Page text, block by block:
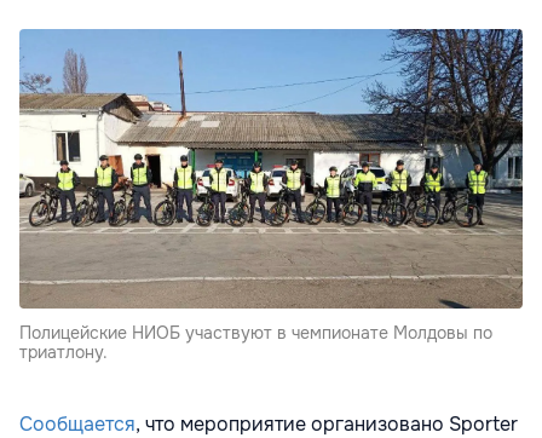
Полицейские НИОБ участвуют в чемпионате Молдовы по
триатлону.
Сообщается, что мероприятие организовано Sporter